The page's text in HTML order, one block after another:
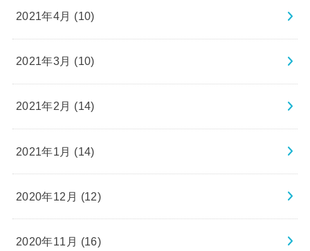
2021年4月 (10)
2021年3月 (10)
2021年2月 (14)
2021年1月 (14)
2020年12月 (12)
2020年11月 (16)